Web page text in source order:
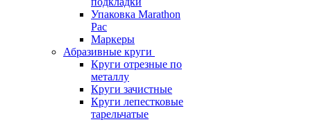
Упаковка Marathon
Pac
Маркеры
Абразивные круги
Круги отрезные по
металлу
Круги зачистные
Круги лепестковые
тарельчатые